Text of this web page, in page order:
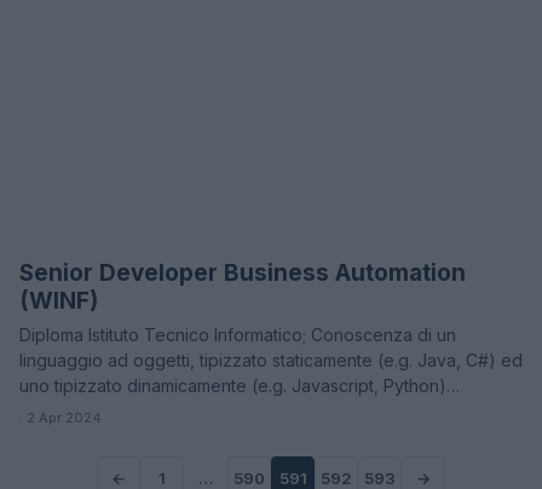
OFFERTE DI LAVORO
Senior Developer Business Automation
(WINF)
Diploma Istituto Tecnico Informatico; Conoscenza di un
linguaggio ad oggetti, tipizzato staticamente (e.g. Java, C#) ed
uno tipizzato dinamicamente (e.g. Javascript, Python)…
· 2 Apr 2024
← 1 … 590 591 592 593 →